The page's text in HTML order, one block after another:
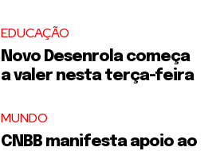
EDUCAÇÃO
Novo Desenrola começa
a valer nesta terça-feira
MUNDO
CNBB manifesta apoio ao